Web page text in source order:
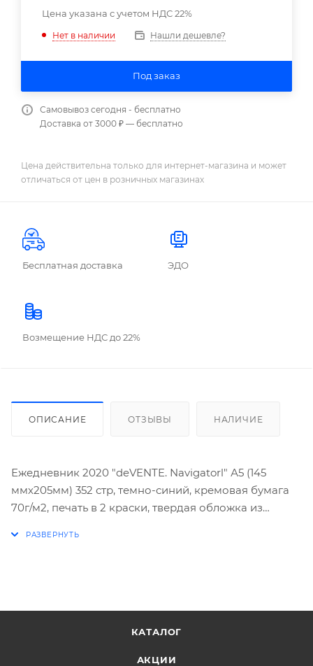
Цена указана с учетом НДС 22%
Нет в наличии Нашли дешевле?
Под заказ
Самовывоз сегодня - бесплатно
Доставка от 3000 ₽ — бесплатно
Цена действительна только для интернет-магазина и может
отличаться от цен в розничных магазинах
Бесплатная доставка ЭДО
Возмещение НДС до 22%
ОПИСАНИЕ ОТЗЫВЫ НАЛИЧИЕ
Ежедневник 2020 "deVENTE. Navigatorl" А5 (145
ммх205мм) 352 стр, темно-синий, кремовая бумага
70г/м2, печать в 2 краски, твердая обложка из
КАТАЛОГ
АКЦИИ